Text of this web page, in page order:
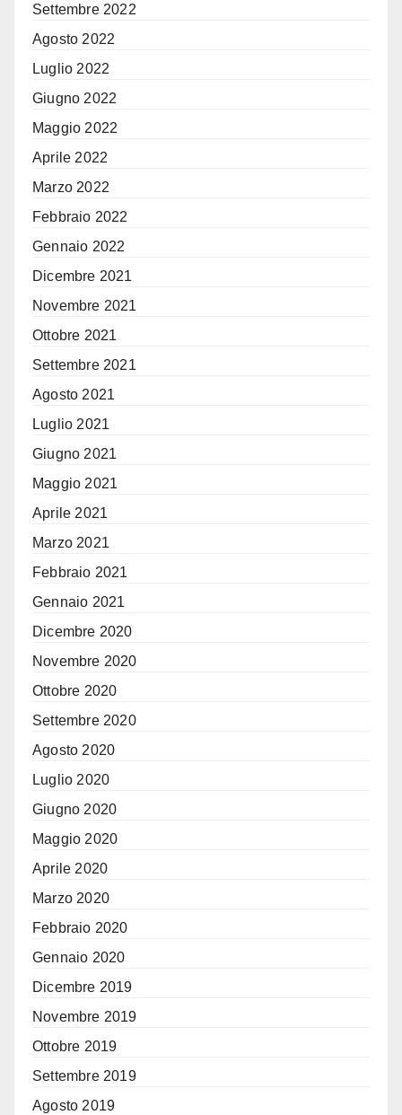
Settembre 2022
Agosto 2022
Luglio 2022
Giugno 2022
Maggio 2022
Aprile 2022
Marzo 2022
Febbraio 2022
Gennaio 2022
Dicembre 2021
Novembre 2021
Ottobre 2021
Settembre 2021
Agosto 2021
Luglio 2021
Giugno 2021
Maggio 2021
Aprile 2021
Marzo 2021
Febbraio 2021
Gennaio 2021
Dicembre 2020
Novembre 2020
Ottobre 2020
Settembre 2020
Agosto 2020
Luglio 2020
Giugno 2020
Maggio 2020
Aprile 2020
Marzo 2020
Febbraio 2020
Gennaio 2020
Dicembre 2019
Novembre 2019
Ottobre 2019
Settembre 2019
Agosto 2019